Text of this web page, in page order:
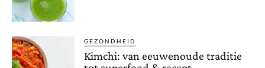
GEZONDHEID
Kimchi: van eeuwenoude traditie